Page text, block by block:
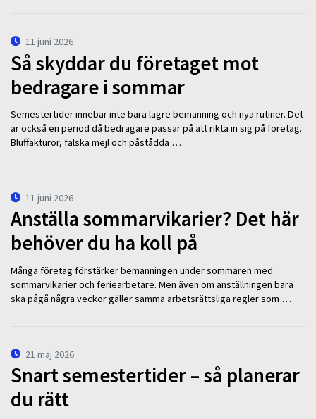
11 juni 2026
Så skyddar du företaget mot
bedragare i sommar
Semestertider innebär inte bara lägre bemanning och nya rutiner. Det
är också en period då bedragare passar på att rikta in sig på företag.
Bluffakturor, falska mejl och påstådda …
11 juni 2026
Anställa sommarvikarier? Det här
behöver du ha koll på
Många företag förstärker bemanningen under sommaren med
sommarvikarier och feriearbetare. Men även om anställningen bara
ska pågå några veckor gäller samma arbetsrättsliga regler som …
21 maj 2026
Snart semestertider – så planerar
du rätt